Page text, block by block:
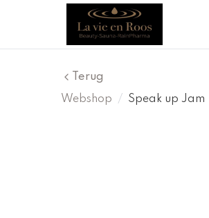
Terug
Webshop
/ Speak up Jam